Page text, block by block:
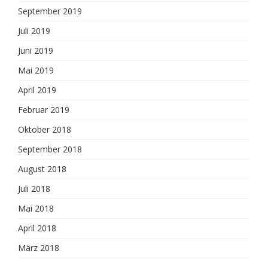
September 2019
Juli 2019
Juni 2019
Mai 2019
April 2019
Februar 2019
Oktober 2018
September 2018
August 2018
Juli 2018
Mai 2018
April 2018
März 2018